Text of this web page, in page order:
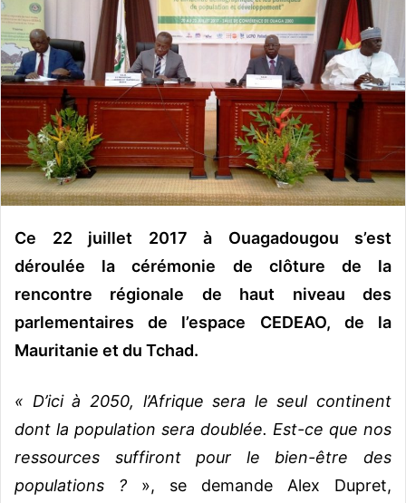
e
r
u
n
c
u
r
r
i
e
Ce 22 juillet 2017 à Ouagadougou s’est
déroulée la cérémonie de clôture de la
rencontre régionale de haut niveau des
parlementaires de l’espace CEDEAO, de la
Mauritanie et du Tchad.
« D’ici à 2050, l’Afrique sera le seul continent
dont la population sera doublée. Est-ce que nos
ressources suffiront pour le bien-être des
populations ? », se demande Alex Dupret,